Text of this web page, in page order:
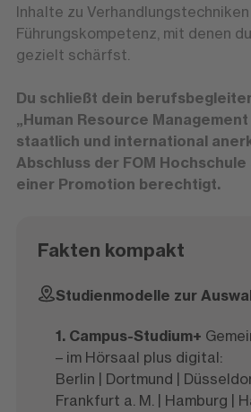
Inhalte zu Verhandlungstechniken
Führungskompetenz, mit denen
gezielt schärfst.
Du schließt dein
„Human Resource Management
staatlich und international
Abschluss der FOM Hochschule
einer Promotion berechtigt.
Fakten kompakt
Studienmodelle zur
1. Campus-Studium+
– im Hörsaal plus digital:
Berlin | Dortmund |
Frankfurt a. M. | Hamburg |